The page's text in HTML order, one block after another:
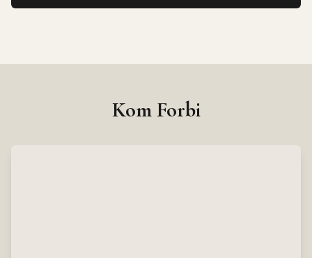
Kom Forbi